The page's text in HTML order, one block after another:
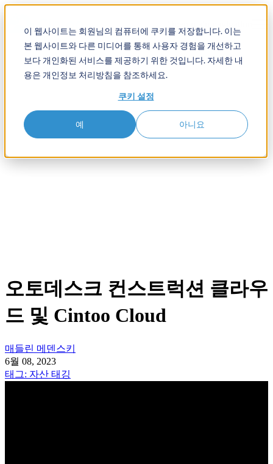
이 웹사이트는 회원님의 컴퓨터에 쿠키를 저장합니다. 이는
본 웹사이트와 다른 미디어를 통해 사용자 경험을 개선하고
보다 개인화된 서비스를 제공하기 위한 것입니다. 자세한 내
용은 개인정보 처리방침을 참조하세요.
쿠키 설정
예 아니요
오토데스크 컨스트럭션 클라우
드 및 Cintoo Cloud
매들린 메덴스키
6월 08, 2023
태그: 자산 태깅